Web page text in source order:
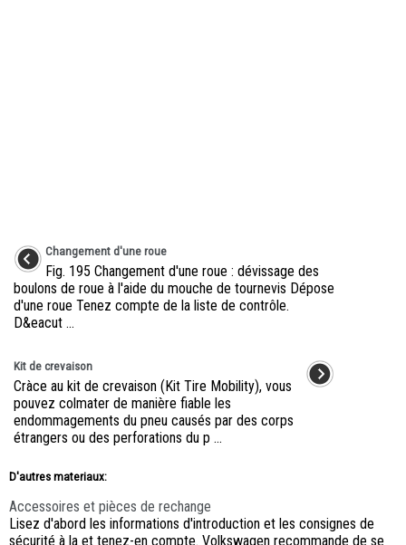
Changement d'une roue
Fig. 195 Changement d'une roue : dévissage des
boulons de roue à l'aide du mouche de tournevis Dépose
d'une roue Tenez compte de la liste de contrôle.
D&eacut ...
Kit de crevaison
Cràce au kit de crevaison (Kit Tire Mobility), vous
pouvez colmater de manière fiable les
endommagements du pneu causés par des corps
étrangers ou des perforations du p ...
D'autres materiaux:
Accessoires et pièces de rechange
Lisez d'abord les informations d'introduction et les consignes de
sécurité à la et tenez-en compte. Volkswagen recommande de se